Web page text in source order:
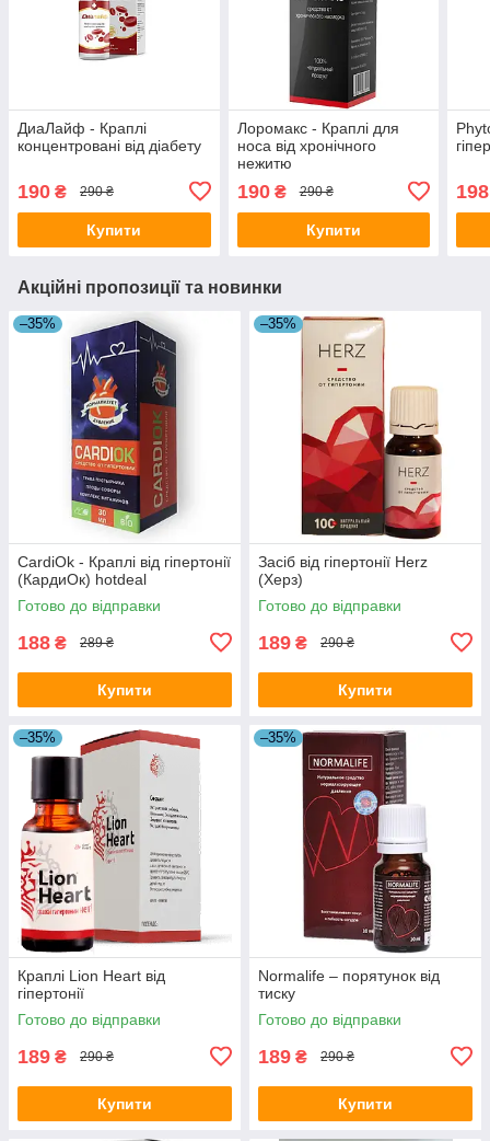
ДиаЛайф - Краплі
концентровані від діабету
190 ₴ 290 ₴
Купити
Лоромакс - Краплі для
носа від хронічного
нежитю
190₴ 290 ₴
Купити
198
Акційні пропозиції та новинки
–35%
CardiOk - Краплі від гіпертонії
(КардиОк) hotdeal
Готово до відправки
188 ₴ 289 ₴
Купити
–35%
Засіб від гіпертонії Herz
(Херз)
Готово до відправки
189 ₴ 290 ₴
Купити
–35%
Краплі Lion Heart від
гіпертонії
Готово до відправки
189 ₴ 290 ₴
Купити
–35%
Normalife – порятунок від
тиску
Готово до відправки
189 ₴ 290 ₴
Купити